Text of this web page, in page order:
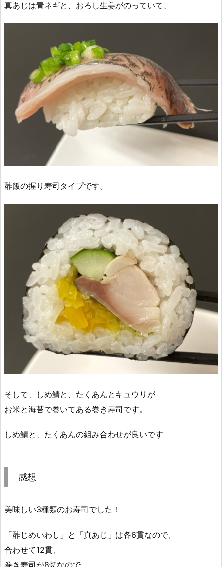
真あじは青ネギと、おろし生姜がのっていて、
酢飯の握り寿司タイプです。
そして、しめ鯖と、たくあんとキュウリが
お米と海苔で巻いてある巻き寿司です。
しめ鯖と、たくあんの組み合わせが良いです！
感想
美味しい3種類のお寿司でした！
「酢じめいわし」と「真あじ」は各6貫なので、
合わせて12貫、
巻き寿司が8切なので、